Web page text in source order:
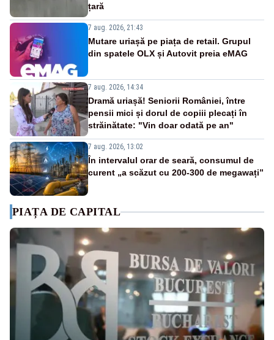
țară
7 aug. 2026, 21:43
Mutare uriașă pe piața de retail. Grupul
din spatele OLX și Autovit preia eMAG
7 aug. 2026, 14:34
Dramă uriașă! Seniorii României, între
pensii mici și dorul de copiii plecați în
străinătate: "Vin doar odată pe an"
7 aug. 2026, 13:02
În intervalul orar de seară, consumul de
curent „a scăzut cu 200-300 de megawați”
PIAȚA DE CAPITAL